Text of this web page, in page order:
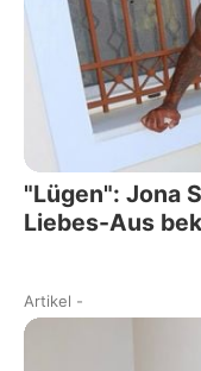
"Lügen": Jona
Liebes-Aus
Artikel -